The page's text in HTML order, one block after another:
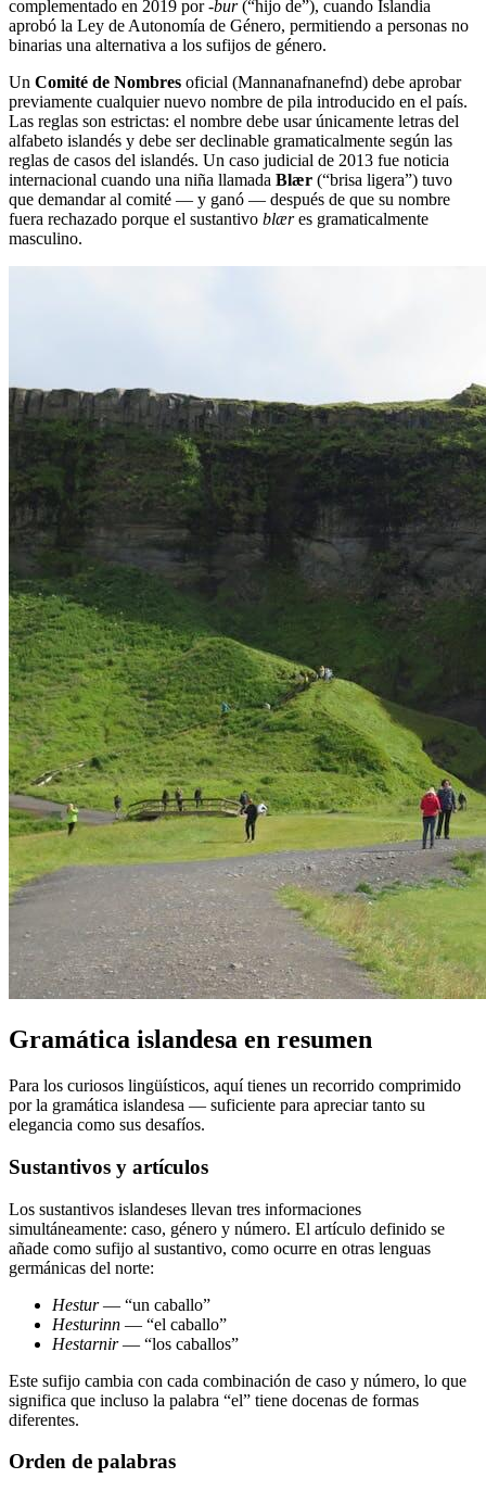
complementado en 2019 por-bur(“hijo de”), cuando Islandia
aprobó la Ley de Autonomía de Género, permitiendo a personas no
binarias una alternativa a los sufijos de género.
Un Comité de Nombres oficial (Mannanafnanefnd) debe aprobar
previamente cualquier nuevo nombre de pila introducido en el país.
Las reglas son estrictas: el nombre debe usar únicamente letras del
alfabeto islandés y debe ser declinable gramaticalmente según las
reglas de casos del islandés. Un caso judicial de 2013 fue noticia
internacional cuando una niña llamada Blær (“brisa ligera”) tuvo
que demandar al comité — y ganó — después de que su nombre
fuera rechazado porque el sustantivo blæres gramaticalmente
masculino.
Gramática islandesa en resumen
Para los curiosos lingüísticos, aquí tienes un recorrido comprimido
por la gramática islandesa — suficiente para apreciar tanto su
elegancia como sus desafíos.
Sustantivos y artículos
Los sustantivos islandeses llevan tres informaciones
simultáneamente: caso, género y número. El artículo definido se
añade como sufijo al sustantivo, como ocurre en otras lenguas
germánicas del norte:
Hestur— “un caballo”
Hesturinn — “el caballo”
Hestarnir— “los caballos”
Este sufijo cambia con cada combinación de caso y número, lo que
significa que incluso la palabra “el” tiene docenas de formas
diferentes.
Orden de palabras